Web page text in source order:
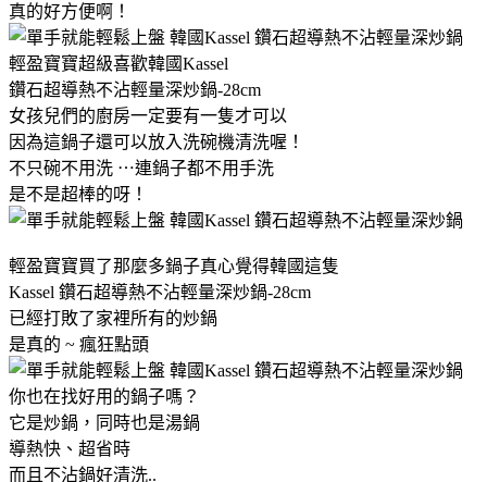
真的好方便啊！
輕盈寶寶超級喜歡韓國Kassel
鑽石超導熱不沾輕量深炒鍋-28cm
女孩兒們的廚房一定要有一隻才可以
因為這鍋子還可以放入洗碗機清洗喔！
不只碗不用洗 ⋯連鍋子都不用手洗
是不是超棒的呀！
輕盈寶寶買了那麼多鍋子真心覺得韓國這隻
Kassel 鑽石超導熱不沾輕量深炒鍋-28cm
已經打敗了家裡所有的炒鍋
是真的 ~ 瘋狂點頭
你也在找好用的鍋子嗎？
它是炒鍋，同時也是湯鍋
導熱快、超省時
而且不沾鍋好清洗..